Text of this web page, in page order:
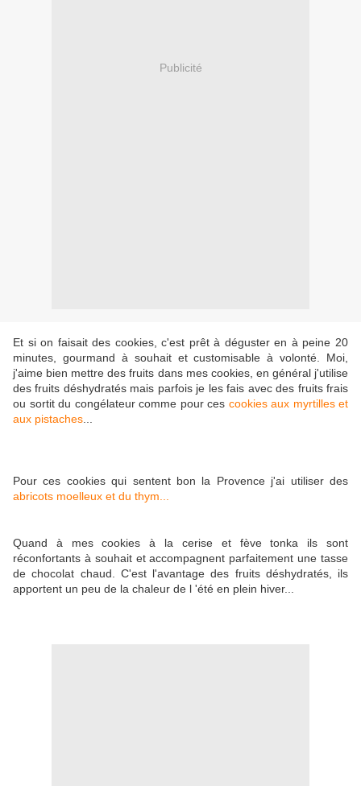
Publicité
Et si on faisait des cookies, c'est prêt à déguster en à peine 20
minutes, gourmand à souhait et customisable à volonté. Moi,
j'aime bien mettre des fruits dans mes cookies, en général j'utilise
des fruits déshydratés mais parfois je les fais avec des fruits frais
ou sortit du congélateur comme pour ces cookies aux myrtilles et
aux pistaches
Pour ces cookies qui sentent bon la Provence j'ai utiliser des
abricots moelleux et du thym...
Quand à mes cookies à la cerise et fève tonka ils sont
réconfortants à souhait et accompagnent parfaitement une tasse
de chocolat chaud. C'est l'avantage des fruits déshydratés, ils
apportent un peu de la chaleur de l 'été en plein hiver...